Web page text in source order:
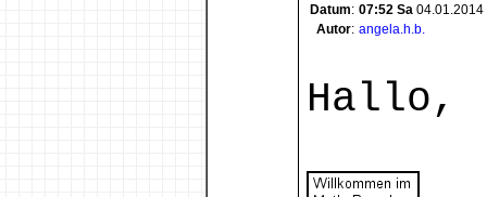
Datum: 07:52 Sa 04.01.2014
Autor: angela.h.b.
Hallo,